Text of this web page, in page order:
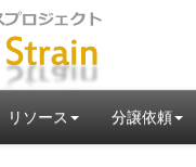
リソース 分譲依頼